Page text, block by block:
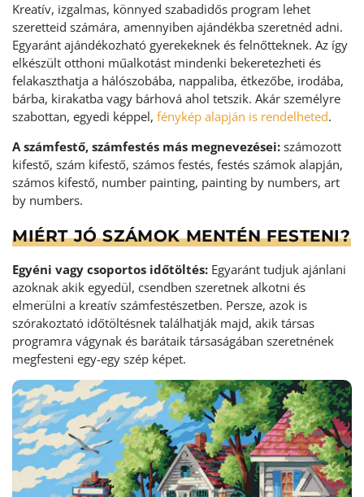
Kreatív, izgalmas, könnyed szabadidős program lehet
szeretteid számára, amennyiben ajándékba szeretnéd adni.
Egyaránt ajándékozható gyerekeknek és felnőtteknek. Az így
elkészült otthoni műalkotást mindenki bekeretezheti és
felakaszthatja a hálószobába, nappaliba, étkezőbe, irodába,
bárba, kirakatba vagy bárhová ahol tetszik. Akár személyre
szabottan, egyedi képpel, fénykép alapján is rendelheted.
A számfestő, számfestés más megnevezései: számozott
kifestő, szám kifestő, számos festés, festés számok alapján,
számos kifestő, number painting, painting by numbers, art
by numbers.
MIÉRT JÓ SZÁMOK MENTÉN FESTENI?
Egyéni vagy csoportos időtöltés: Egyaránt tudjuk ajánlani
azoknak akik egyedül, csendben szeretnek alkotni és
elmerülni a kreatív számfestészetben. Persze, azok is
szórakoztató időtöltésnek találhatják majd, akik társas
programra vágynak és barátaik társaságában szeretnének
megfesteni egy-egy szép képet.